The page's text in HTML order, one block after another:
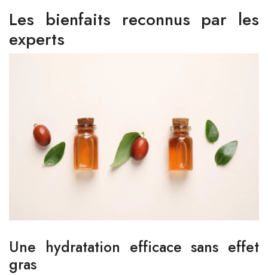
Les bienfaits reconnus par les
experts
Une hydratation efficace sans effet
gras